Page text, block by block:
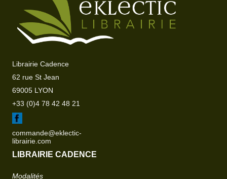
Librairie Cadence
62 rue St Jean
69005 LYON
+33 (0)4 78 42 48 21
commande@eklectic-
librairie.com
LIBRAIRIE CADENCE
Modalités